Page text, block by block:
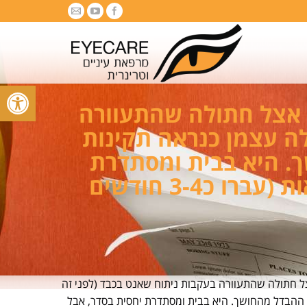
פתח
חתולה שהתעוורה
עצמן כנראה תקינות
היא בבית ומסתדרת
יחסית בסדר, אבל היינו שמחים לראות אותה חוזרת לראות (עברו כ3-4 חודשים
חתולה שהתעוורה בעקבות ניתוח שאנט בכבד (לפני זה
ההבדל מהחושך. היא בבית ומסתדרת יחסית בסדר, אבל